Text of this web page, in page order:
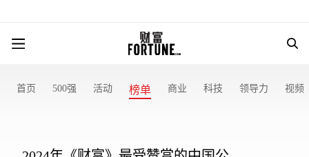
首页 500强 活动 榜单 商业 科技 领导力 视频